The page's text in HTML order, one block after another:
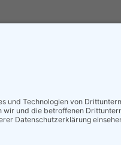
Tel.: 030 / 52 13 72 75